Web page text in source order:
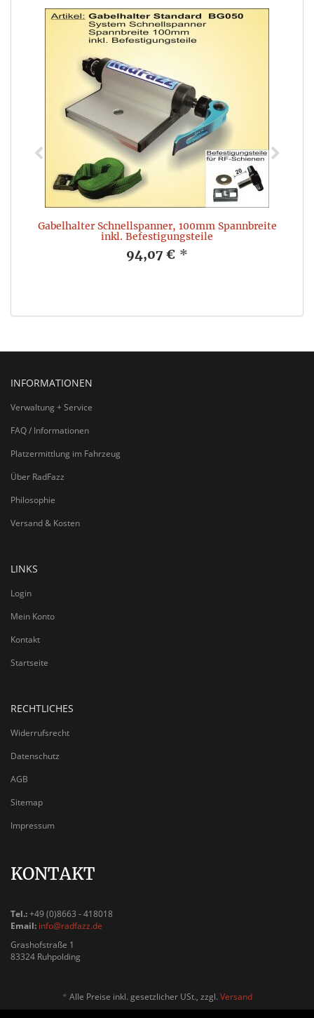
Gabelhalter Schnellspanner, 100mm Spannbreite
inkl. Befestigungsteile
94,07 € *
INFORMATIONEN
Verwaltung + Service
FAQ / Informationen
Platzermittlung im Fahrzeug
Über RadFazz
Philosophie
Versand & Kosten
LINKS
Login
Mein Konto
Kontakt
Startseite
RECHTLICHES
Widerrufsrecht
Datenschutz
AGB
Sitemap
Impressum
KONTAKT
Tel.:+49 (0)8663 - 418018
Email: info@radfazz.de
Grashofstraße 1
83324 Ruhpolding
* Alle Preise inkl. gesetzlicher USt., zzgl. Versand